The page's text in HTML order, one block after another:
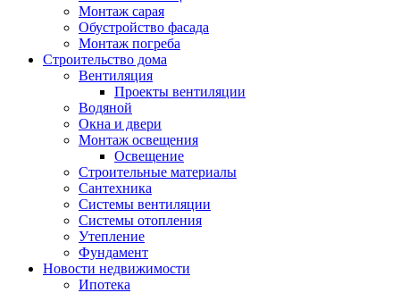
Монтаж сарая
Обустройство фасада
Монтаж погреба
Строительство дома
Вентиляция
Проекты вентиляции
Водяной
Окна и двери
Монтаж освещения
Освещение
Строительные материалы
Сантехника
Системы вентиляции
Системы отопления
Утепление
Фундамент
Новости недвижимости
Ипотека